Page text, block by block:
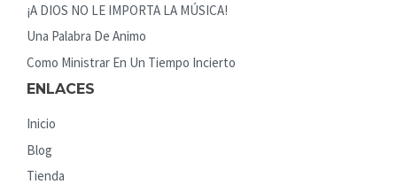
¡A DIOS NO LE IMPORTA LA MÚSICA!
Una Palabra De Animo
Como Ministrar En Un Tiempo Incierto
ENLACES
Inicio
Blog
Tienda